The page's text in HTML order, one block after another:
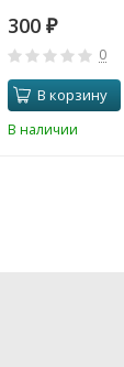
300 ₽
0
В корзину
В наличии